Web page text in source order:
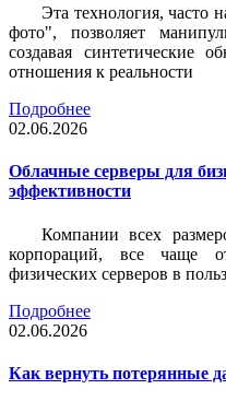
Эта технология, часто
фото", позволяет
создавая синтетические
отношения к реальности
Подробнее
02.06.2026
Облачные серверы для
эффективности
Компании всех
корпораций, все чаще
физических серверов в
Подробнее
02.06.2026
Как вернуть потерянные